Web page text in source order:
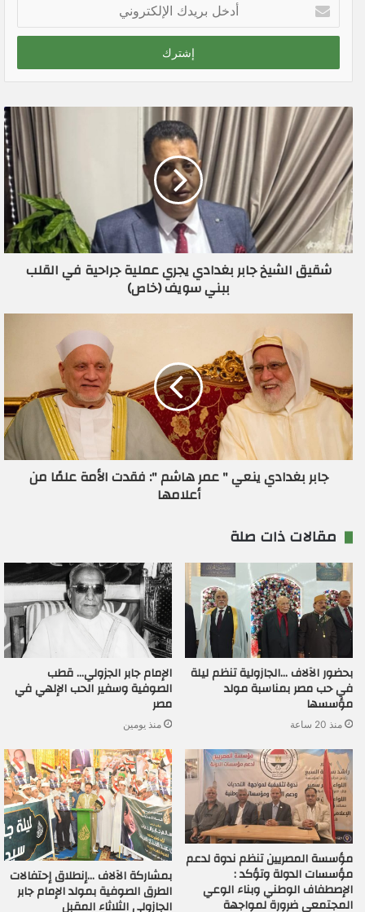
خ
ب
ي
د
ك
ا
ل
إ
ل
ك
ت
ي
شقيق الشيخ جابر بغدادي يجري عملية جراحية في القلب
ببني سويف (خاص)
جابر بغدادي ينعي " عمر هاشم ": فقدت الأمة علمًا من
أعلامها
مقالات ذات صلة
بحضور الآلاف …الجازولية تنظم ليلة
في حب مصر بمناسبة مولد
مؤسسها
منذ 20 ساعة
الإمام جابر الجزولي… قطب
الصوفية وسفير الحب الإلهي في
مصر
منذ يومين
مؤسسة المصريين تنظم ندوة لدعم
مؤسسات الدولة وتؤكد :
الإصطفاف الوطني وبناء الوعي
المجتمعي ضرورة لمواجهة
بمشاركة الآلاف …إنطلاق إحتفالات
الطرق الصوفية بمولد الإمام جابر
الجازولي الثلاثاء المقبل